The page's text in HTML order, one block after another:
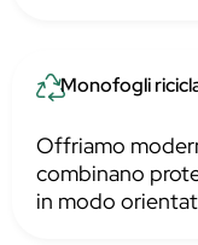
Monofogli
Offriamo
combinano
in modo